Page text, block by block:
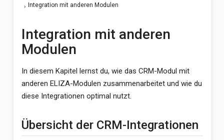
Integration mit anderen Modulen
Integration mit anderen
Modulen
In diesem Kapitel lernst du, wie das CRM-Modul mit
anderen ELIZA-Modulen zusammenarbeitet und wie du
diese Integrationen optimal nutzt.
Übersicht der CRM-Integrationen